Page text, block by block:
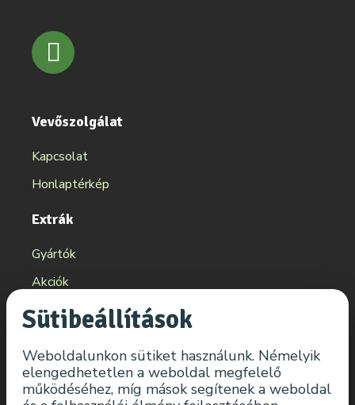
Vevőszolgálat
Kapcsolat
Honlaptérkép
Extrák
Gyártók
Akciók
Fiókom
Fiókom
Eddigi megrendeléseim
Sütibeállítások
Weboldalunkon sütiket használunk. Némelyik
elengedhetetlen a weboldal megfelelő
működéséhez, míg mások segítenek a weboldal